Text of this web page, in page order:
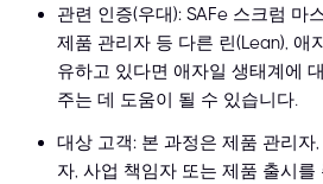
관련 인증(우대): SAFe 스크럼 마
제품 관리자 등 다른 린(Lean), 애
유하고 있다면 애자일 생태계에
주는 데 도움이 될 수 있습니다.
대상 고객: 본 과정은 제품 관리자
자, 사업 책임자 또는 제품 출시